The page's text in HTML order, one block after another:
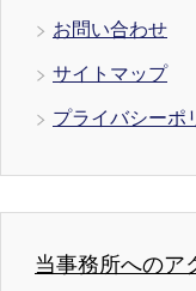
お問い合わせ
サイトマップ
プライバシーポ
当事務所へのア